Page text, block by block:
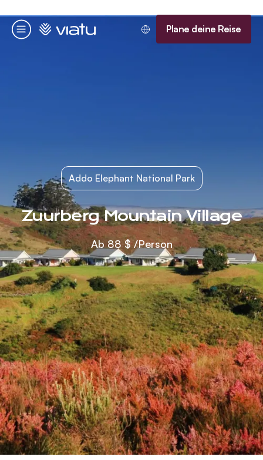
Menü
Startseite Plane deine Reise
Addo Elephant National Park
Zuurberg Mountain Village
Ab 88 $/Person